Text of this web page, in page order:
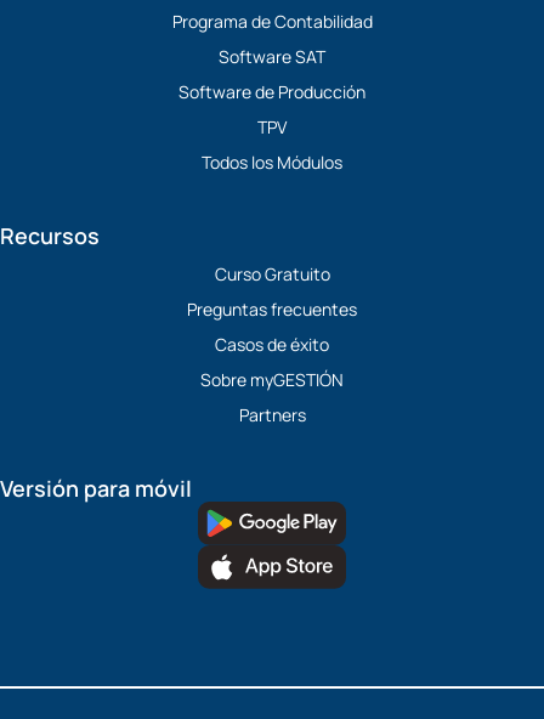
Programa de Contabilidad
Software SAT
Software de Producción
TPV
Todos los Módulos
Recursos
Curso Gratuito
Preguntas frecuentes
Casos de éxito
Sobre myGESTIÓN
Partners
Versión para móvil